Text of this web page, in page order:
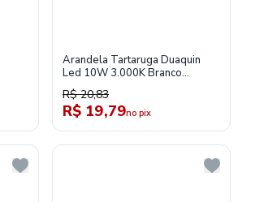
Arandela Tartaruga Duaquin
Led 10W 3.000K Branco
Tl010313
R$ 20,83
R$ 19,79no pix